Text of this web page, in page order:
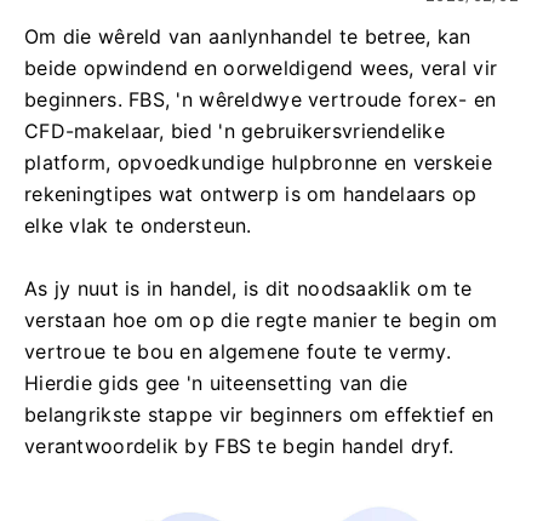
Om die wêreld van aanlynhandel te betree, kan
beide opwindend en oorweldigend wees, veral vir
beginners. FBS, 'n wêreldwye vertroude forex- en
CFD-makelaar, bied 'n gebruikersvriendelike
platform, opvoedkundige hulpbronne en verskeie
rekeningtipes wat ontwerp is om handelaars op
elke vlak te ondersteun.
As jy nuut is in handel, is dit noodsaaklik om te
verstaan ​​hoe om op die regte manier te begin om
vertroue te bou en algemene foute te vermy.
Hierdie gids gee 'n uiteensetting van die
belangrikste stappe vir beginners om effektief en
verantwoordelik by FBS te begin handel dryf.